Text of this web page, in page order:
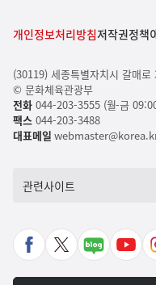
개인정보처리방침저작권정책
(30119) 세종특별자치시 갈매
© 문화체육관광부
전화044-203-3555 (월-금
팩스044-203-3488
대표메일
관련사이트
페
X
네
유